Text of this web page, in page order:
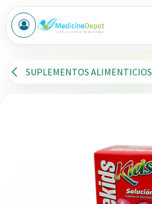
Ir al contenido
SUPLEMENTOS ALIMENTICIOS